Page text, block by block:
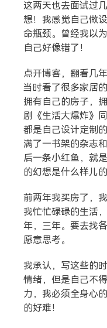
生活 音乐 微博
摄影
这两天也去面试过
想！我感觉自己做
命瓶颈。曾经我以
自己好像错了！
点开博客，翻看几
当时看了很多家居
拥有自己的房子，
剧《生活大爆炸》
都是自己设计定制
满了一书架的杂志
后一条小红鱼，就
的幻想是什么样儿
前两年我买房了，
我忙忙碌碌的生活
年，三年。要去找
愿意思考。
我承认，写这些的
情绪，但是自己不
力，我必须全身心
的好难！